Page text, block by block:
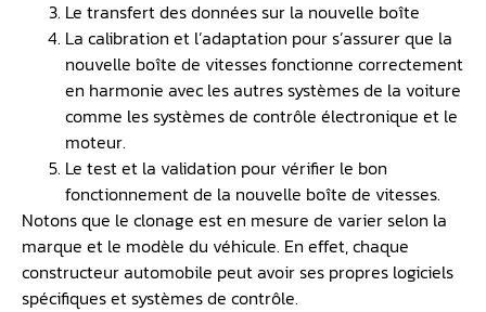
Le transfert des données sur la nouvelle boîte
La calibration et l’adaptation pour s’assurer que la
nouvelle boîte de vitesses fonctionne correctement
en harmonie avec les autres systèmes de la voiture
comme les systèmes de contrôle électronique et le
moteur.
Le test et la validation pour vérifier le bon
fonctionnement de la nouvelle boîte de vitesses.
Notons que le clonage est en mesure de varier selon la
marque et le modèle du véhicule. En effet, chaque
constructeur automobile peut avoir ses propres logiciels
spécifiques et systèmes de contrôle.